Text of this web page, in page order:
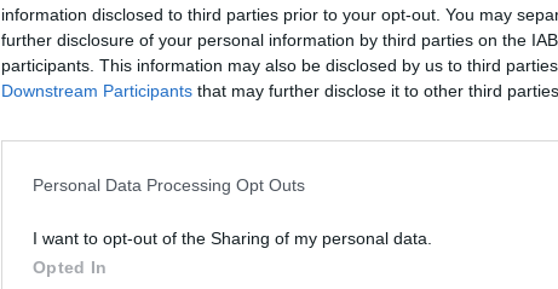
information disclosed to third parties prior to your opt-out. You may
further disclosure of your personal information by third parties on the
participants. This information may also be disclosed by us to third
Downstream Participants that may further disclose it to other third parties.
Personal Data Processing Opt Outs
I want to opt-out of the Sharing of my personal data.
Opted In